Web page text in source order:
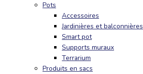
Pots
Accessoires
Jardinières et balconnières
Smart pot
Supports muraux
Terrarium
Produits en sacs